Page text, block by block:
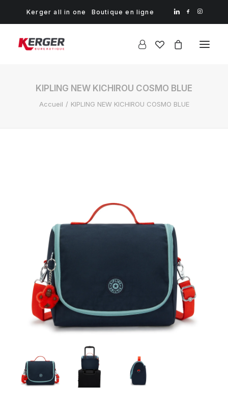
Kerger all in one Boutique en ligne
KIPLING NEW KICHIROU COSMO BLUE
Accueil KIPLING NEW KICHIROU COSMO BLUE